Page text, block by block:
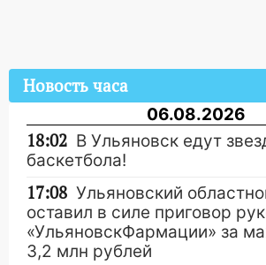
Новость часа
06.08.2026
18:02 В Ульяновск едут
баскетбола!
17:08 Ульяновский
оставил в силе приговор
«УльяновскФармации» за
3,2 млн рублей